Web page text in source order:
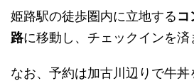
姫路駅の徒歩圏内に立地するコ
路に移動し、チェックインを済
なお、予約は加古川辺りで牛